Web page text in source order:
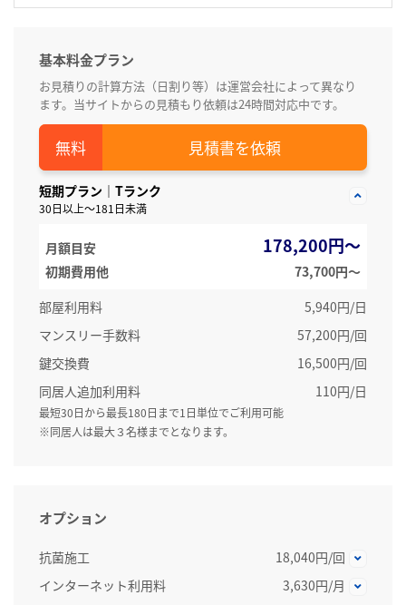
基本料金プラン
お見積りの計算方法（日割り等）は運営会社によって異なり
ます。当サイトからの見積もり依頼は24時間対応中です。
見積書を依頼
短期プラン｜Tランク
30日以上～181日未満
月額目安 178,200円～
初期費用他
73,700円〜
部屋利用料
5,940円/日
マンスリー手数料
57,200円/回
鍵交換費
16,500円/回
同居人追加利用料
110円/日
最短30日から最長180日まで1日単位でご利用可能
※同居人は最大３名様までとなります。
オプション
抗菌施工
18,040円/回
インターネット利用料
3,630円/月